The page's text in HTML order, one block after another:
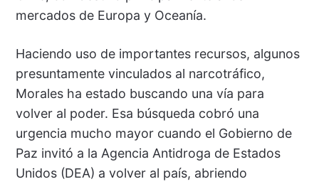
mercados de Europa y Oceanía.
Haciendo uso de importantes recursos, algunos
presuntamente vinculados al narcotráfico,
Morales ha estado buscando una vía para
volver al poder. Esa búsqueda cobró una
urgencia mucho mayor cuando el Gobierno de
Paz invitó a la Agencia Antidroga de Estados
Unidos (DEA) a volver al país, abriendo